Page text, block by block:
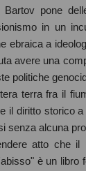
Bartov pone
in un
ebraica a
avere una
politiche
terra fra il
il diritto storico
senza alcuna
atto che il
è un